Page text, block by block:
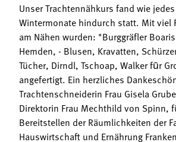
Unser Trachtennähkurs fand wie
Wintermonate hindurch statt. Mit viel
am Nähen wurden: "Burggräfler
Hemden, - Blusen, Kravatten,
Tücher, Dirndl, Tschoap, Walker fūr
angefertigt. Ein herzliches
Trachtenschneiderin Frau Gisela
Direktorin Frau Mechthild von Spinn,
Bereitstellen der Räumlichkeiten der
Hauswirtschaft und Ernährung